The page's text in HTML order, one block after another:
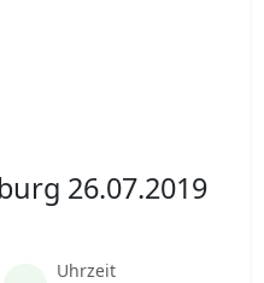
26.07.2019
Uhrzeit